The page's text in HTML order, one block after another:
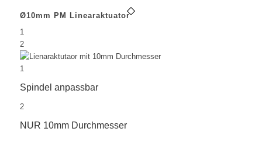
Ø10mm PM Linearaktuator
1
2
1
Spindel anpassbar
2
NUR 10mm Durchmesser